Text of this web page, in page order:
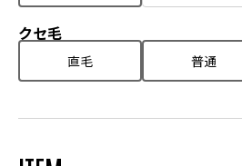
クセ毛
直毛 普通